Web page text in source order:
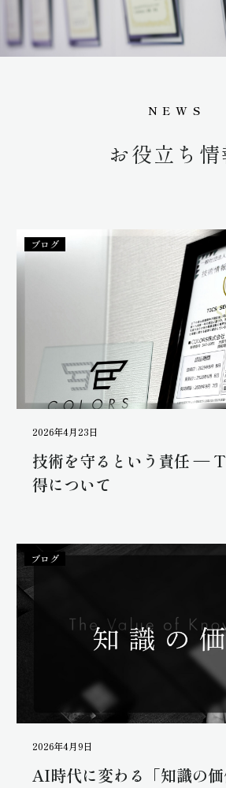
NEWS
お役立 ち 情
ブログ
2026年4月23日
技術を守るという責任 ―
得について
ブログ
2026年4月9日
AI時代に変わる「知識の価